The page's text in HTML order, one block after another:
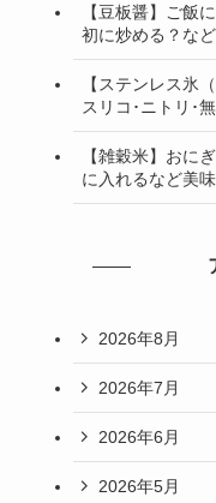
【豆板醤】ご飯
初に炒める？な
【ステンレス氷
スリコ･ニトリ･
【雑穀米】おに
に入れるなど美
2026年8月
2026年7月
2026年6月
2026年5月